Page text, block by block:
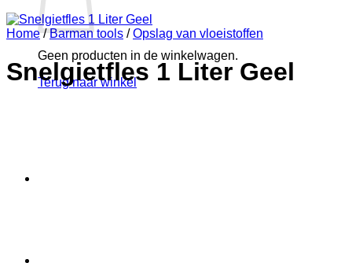
Geen producten in de winkelwagen.
Terug naar winkel
Home / Barman tools / Opslag van vloeistoffen
Snelgietfles 1 Liter Geel